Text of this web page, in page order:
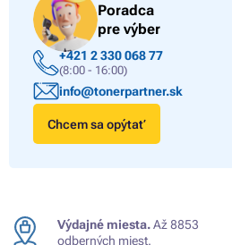
Poradca
pre výber
+421 2 330 068 77
(8:00 - 16:00)
info@tonerpartner.sk
Chcem sa opýtať
Výdajné miesta.Až 8853
odberných miest.